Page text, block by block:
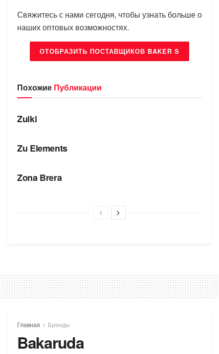
Свяжитесь с нами сегодня, чтобы узнать больше о
наших оптовых возможностях.
ОТОБРАЗИТЬ ПОСТАВЩИКОВ BAKER S
Похожие Публикации
БРЕНДЫ
Zuiki
Zu Elements
Zona Brera
Главная Бренды
Bakaruda